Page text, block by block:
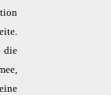
die